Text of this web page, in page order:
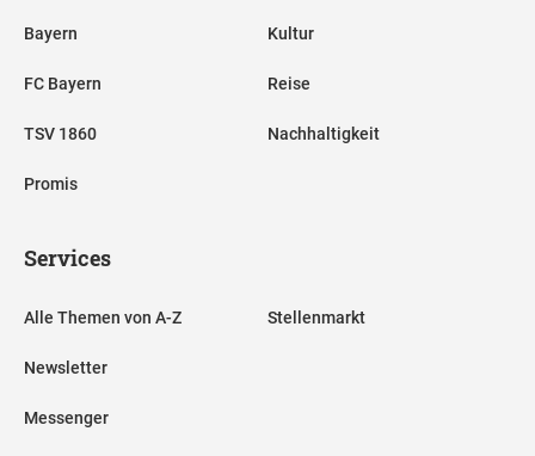
Bayern
FC Bayern
TSV 1860
Promis
Kultur
Reise
Nachhaltigkeit
Services
Alle Themen von A-Z
Newsletter
Messenger
Stellenmarkt